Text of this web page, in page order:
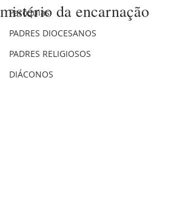
Paróquias
PADRES DIOCESANOS
PADRES RELIGIOSOS
DIÁCONOS
mistério da encarnação